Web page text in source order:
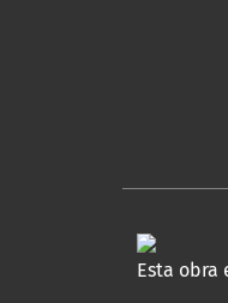
Esta obra